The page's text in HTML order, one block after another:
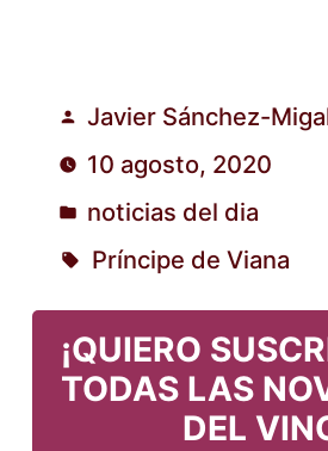
Publicado
por
Javier Sánchez-
10 agosto, 2020
Publicado
en
noticias del dia
Príncipe de Viana
¡QUIERO
TODAS LAS
DEL